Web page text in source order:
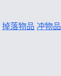
掉落物品 冲物品